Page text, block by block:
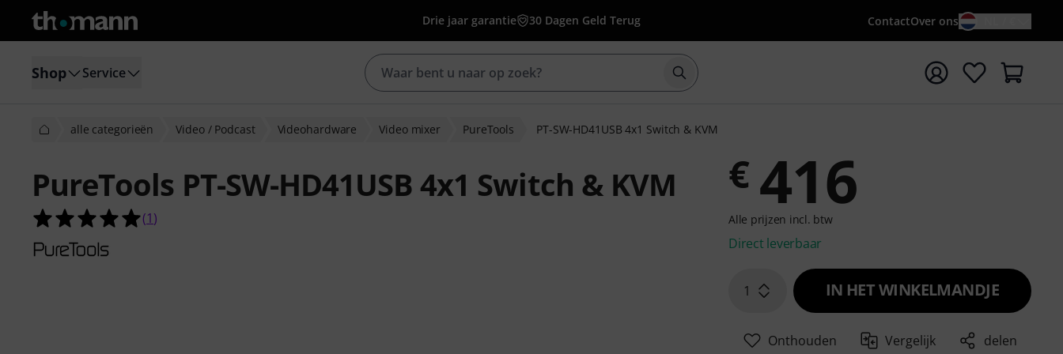
Drie jaar garantie 30 Dagen Geld Terug ContactOver ons
Shop Service Zoek met zoekterm {searchTerm}
alle categorieën Video / Podcast Videohardware Video mixer PureTools PT-SW-HD41USB 4x1 Switch & KVM
PureTools PT-SW-HD41USB 4x1 Switch & KVM
5.0 van de 5 sterren van 1 klantbeoordelingen
(1)
€ 416
Alle prijzen incl. btw
Direct leverbaar
1 IN HET WINKELMANDJE
Onthouden Vergelijk delen